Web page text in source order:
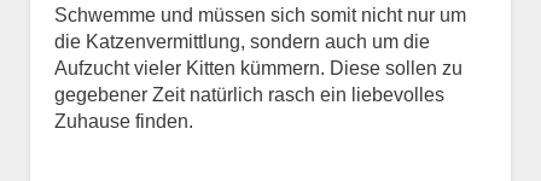
Schwemme und müssen sich somit nicht nur um
die Katzenvermittlung, sondern auch um die
Aufzucht vieler Kitten kümmern. Diese sollen zu
gegebener Zeit natürlich rasch ein liebevolles
Zuhause finden.